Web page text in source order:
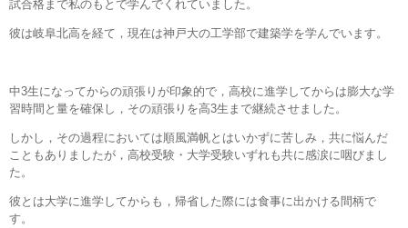
試合格まで私のもとで学んでくれていました。
彼は岐阜北高を経て，現在は神戸大の工学部で建築学を学んでいます。
中3生になってからの頑張りが印象的で，高校に進学してからは膨大な学
習時間と量を確保し，その頑張りを高3生まで継続させました。
しかし，その過程においては順風満帆とはいかずに苦しみ，共に悩んだ
こともありましたが，高校受験・大学受験いずれも共に感涙に咽びまし
た。
彼とは大学に進学してからも，帰省した際には食事に出かける間柄で
す。